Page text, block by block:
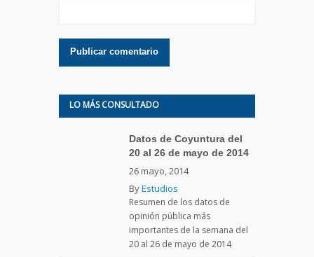
LO MÁS CONSULTADO
Datos de Coyuntura del
20 al 26 de mayo de 2014
26 mayo, 2014
ByEstudios
Resumen de los datos de
opinión pública más
importantes de la semana del
20 al 26 de mayo de 2014